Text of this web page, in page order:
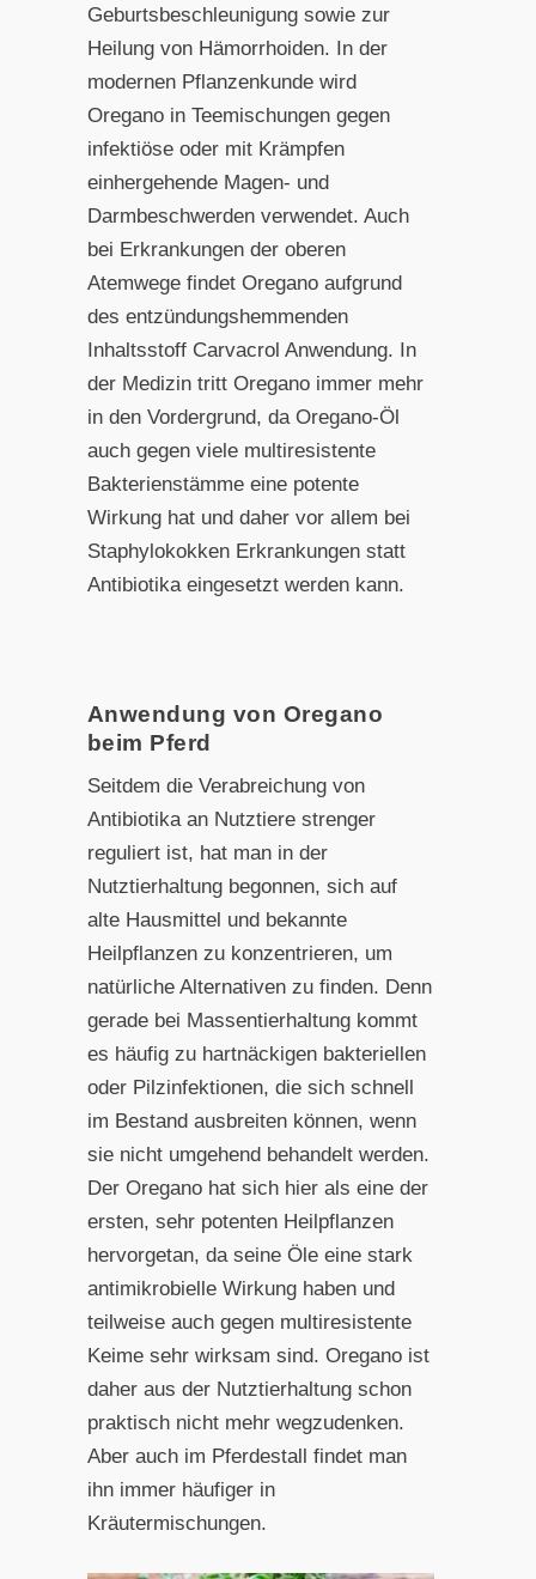
Geburtsbeschleunigung sowie zur
Heilung von Hämorrhoiden. In der
modernen Pflanzenkunde wird
Oregano in Teemischungen gegen
infektiöse oder mit Krämpfen
einhergehende Magen- und
Darmbeschwerden verwendet. Auch
bei Erkrankungen der oberen
Atemwege findet Oregano aufgrund
des entzündungshemmenden
Inhaltsstoff Carvacrol Anwendung. In
der Medizin tritt Oregano immer mehr
in den Vordergrund, da Oregano-Öl
auch gegen viele multiresistente
Bakterienstämme eine potente
Wirkung hat und daher vor allem bei
Staphylokokken Erkrankungen statt
Antibiotika eingesetzt werden kann.
Anwendung von Oregano
beim Pferd
Seitdem die Verabreichung von
Antibiotika an Nutztiere strenger
reguliert ist, hat man in der
Nutztierhaltung begonnen, sich auf
alte Hausmittel und bekannte
Heilpflanzen zu konzentrieren, um
natürliche Alternativen zu finden. Denn
gerade bei Massentierhaltung kommt
es häufig zu hartnäckigen bakteriellen
oder Pilzinfektionen, die sich schnell
im Bestand ausbreiten können, wenn
sie nicht umgehend behandelt werden.
Der Oregano hat sich hier als eine der
ersten, sehr potenten Heilpflanzen
hervorgetan, da seine Öle eine stark
antimikrobielle Wirkung haben und
teilweise auch gegen multiresistente
Keime sehr wirksam sind. Oregano ist
daher aus der Nutztierhaltung schon
praktisch nicht mehr wegzudenken.
Aber auch im Pferdestall findet man
ihn immer häufiger in
Kräutermischungen.